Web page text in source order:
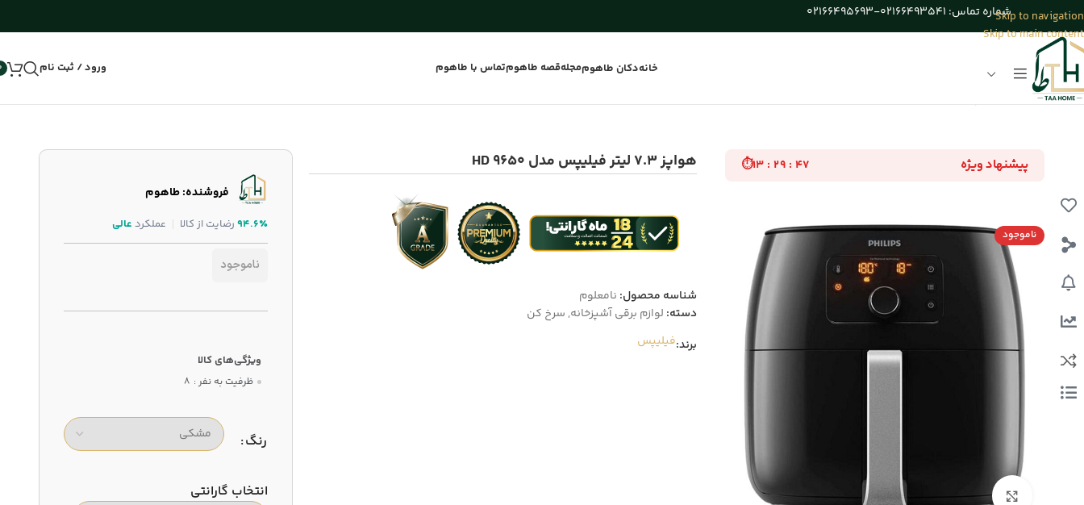
Skip to navigation
Skip to main content
شماره تماس: 02166493541-02166495693
خانهدکان طاهوممجلهقصه طاهومتماس با طاهوم ورود / ثبت نام
خانه/لوازم برقی آشپزخانه
پیشنهاد ویژه ⏱۱۳ : ۲۹ : ۴۶
ناموجود
بزرگنمایی تصویر
هواپز ۷.۳ لیتر فیلیپس مدل HD 9650
شناسه محصول: نامعلوم
دسته: لوازم برقی آشپزخانه, سرخ کن
برند:فیلیپس
فروشنده: طاهوم
۹۴.۶٪ رضایت از کالا عملکرد عالی
ناموجود
ظرفیت به نفر : 8
رنگ
انتخاب گارانتی